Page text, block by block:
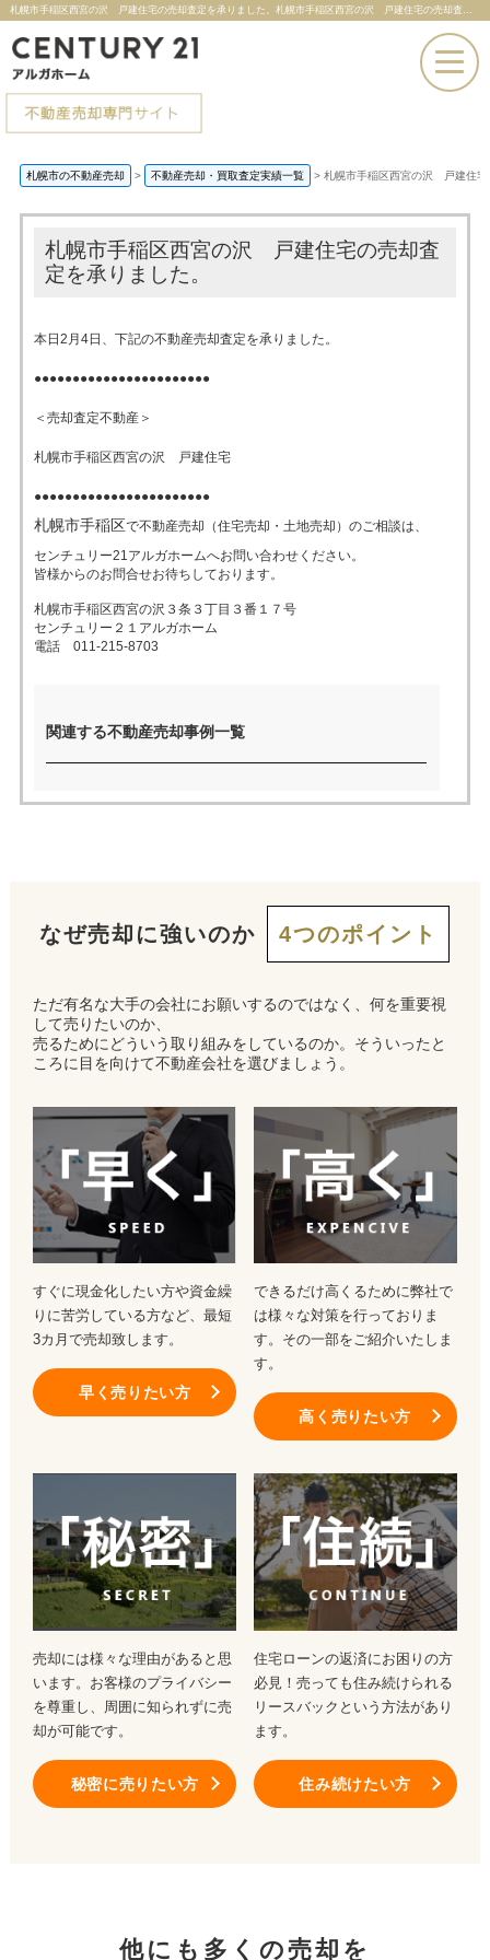
札幌市手稲区西宮の沢 戸建住宅の売却査定を承りました。札幌市手稲区西宮の沢 戸建住宅の売却査定を承りました。 |札幌市の不動産売却ならセンチュリー21アルガホーム
早く
売りたい
高く
売りたい
秘密に
来店予約
札幌市の不動産売却 > 不動産売却・買取査定実績一覧 > 札幌市手稲区西宮の沢 戸建住宅
札幌市手稲区西宮の沢 戸建住宅の売却査
定を承りました。
本日2月4日、下記の不動産売却査定を承りました。
●●●●●●●●●●●●●●●●●●●●●●●
＜売却査定不動産＞
札幌市手稲区西宮の沢 戸建住宅
●●●●●●●●●●●●●●●●●●●●●●●
札幌市手稲区で不動産売却（住宅売却・土地売却）のご相談は、
センチュリー21アルガホームへお問い合わせください。
皆様からのお問合せお待ちしております。
札幌市手稲区西宮の沢３条３丁目３番１７号
センチュリー２１アルガホーム
電話 011-215-8703
関連する不動産売却事例一覧
なぜ売却に強いのか 4つのポイント
ただ有名な大手の会社にお願いするのではなく、何を重要視
して売りたいのか、
売るためにどういう取り組みをしているのか。そういったと
ころに目を向けて不動産会社を選びましょう。
すぐに現金化したい方や資金繰
りに苦労している方など、最短
3カ月で売却致します。
早く売りたい方
できるだけ高くるために弊社で
は様々な対策を行っておりま
す。その一部をご紹介いたしま
す。
高く売りたい方
売却には様々な理由があると思
います。お客様のプライバシー
を尊重し、周囲に知られずに売
却が可能です。
秘密に売りたい方
住宅ローンの返済にお困りの方
必見！売っても住み続けられる
リースバックという方法があり
ます。
住み続けたい方
他にも多くの売却を